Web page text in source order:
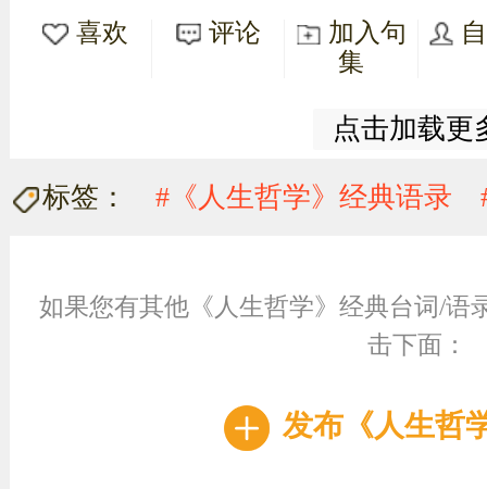
喜欢 评论
加入句
集
点击加载更
标签： #《人生哲学》经典语录
如果您有其他《人生哲学》经典台词/语
击下面：
发布《人生哲